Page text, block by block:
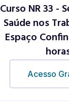
Curso NR 33 -
Saúde nos
Espaço
Acesso